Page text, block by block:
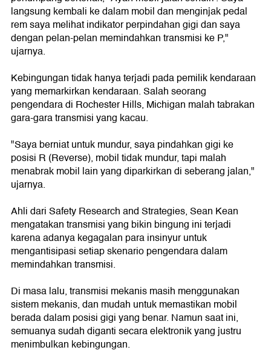
langsung kembali ke dalam mobil dan menginjak pedal
rem saya melihat indikator perpindahan gigi dan saya
dengan pelan-pelan memindahkan transmisi ke P,"
ujarnya.
Kebingungan tidak hanya terjadi pada pemilik kendaraan
yang memarkirkan kendaraan. Salah seorang
pengendara di Rochester Hills, Michigan malah tabrakan
gara-gara transmisi yang kacau.
"Saya berniat untuk mundur, saya pindahkan gigi ke
posisi R (Reverse), mobil tidak mundur, tapi malah
menabrak mobil lain yang diparkirkan di seberang jalan,"
ujarnya.
Ahli dari Safety Research and Strategies, Sean Kean
mengatakan transmisi yang bikin bingung ini terjadi
karena adanya kegagalan para insinyur untuk
mengantisipasi setiap skenario pengendara dalam
memindahkan transmisi.
Di masa lalu, transmisi mekanis masih menggunakan
sistem mekanis, dan mudah untuk memastikan mobil
berada dalam posisi gigi yang benar. Namun saat ini,
semuanya sudah diganti secara elektronik yang justru
menimbulkan kebingungan.